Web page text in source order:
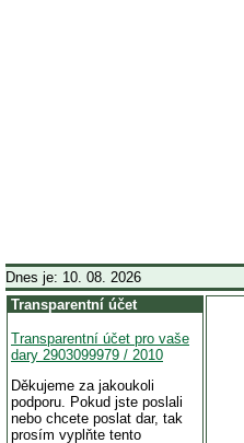
Dnes je: 10. 08. 2026
Transparentní účet
Transparentní účet pro vaše
dary 2903099979 / 2010
Děkujeme za jakoukoli
podporu. Pokud jste poslali
nebo chcete poslat dar, tak
prosím vyplňte tento